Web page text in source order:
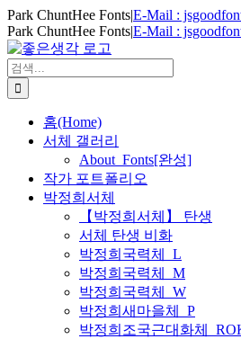
Skip
to
content
Park ChuntHee Fonts|E-Mail :
Park ChuntHee Fonts|E-Mail :
검
색
...
홈(Home)
서체 갤러리
About_Fonts[완성]
작가 포트폴리오
박정희서체
【박정희서체】 탄생
서체 탄생 비화
박정희국력체_L
박정희국력체_M
박정희국력체_W
박정희새마을체_P
박정희조국근대화체